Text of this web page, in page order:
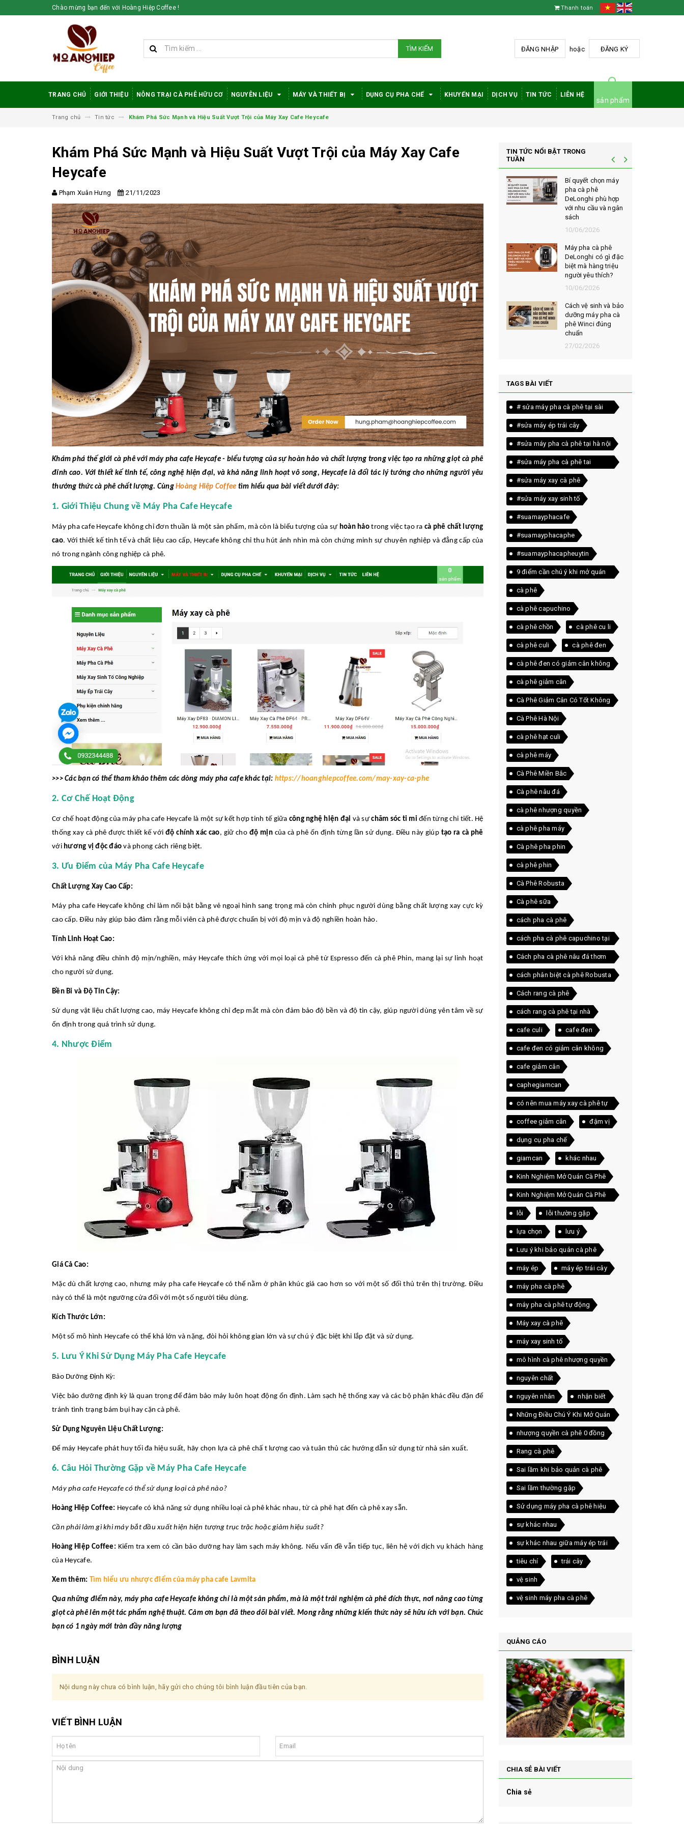
Chào mừng bạn đến với Hoàng Hiệp Coffee ! Thanh toán
TÌM KIẾM ĐĂNG NHẬP hoặc ĐĂNG KÝ
TRANG CHỦ GIỚI THIỆU NÔNG TRẠI CÀ PHÊ HỮU CƠ NGUYÊN LIỆU MÁY VÀ THIẾT BỊ DỤNG CỤ PHA CHẾ KHUYẾN MẠI DỊCH VỤ TIN TỨC LIÊN HỆ
sản phẩm
Trang chủ Tin tức Khám Phá Sức Mạnh và Hiệu Suất Vượt Trội của Máy Xay Cafe Heycafe
Khám Phá Sức Mạnh và Hiệu Suất Vượt Trội của Máy Xay Cafe
Heycafe
Phạm Xuân Hưng 21/11/2023
Khám phá thế giới cà phê với máy pha cafe Heycafe - biểu tượng của sự hoàn hảo và chất lượng trong việc tạo ra những giọt cà phê
đỉnh cao. Với thiết kế tinh tế, công nghệ hiện đại, và khả năng linh hoạt vô song, Heycafe là đối tác lý tưởng cho những người yêu
thưởng thức cà phê chất lượng. Cùng Hoàng Hiệp Coffee tìm hiểu qua bài viết dưới đây:
1. Giới Thiệu Chung về Máy Pha Cafe Heycafe
Máy pha cafe Heycafe không chỉ đơn thuần là một sản phẩm, mà còn là biểu tượng của sự hoàn hảotrong việc tạo racà phê chất lượng
cao. Với thiết kế tinh tế và chất liệu cao cấp, Heycafe không chỉ thu hút ánh nhìn mà còn chứng minh sự chuyên nghiệp và đẳng cấp của
nó trong ngành công nghiệp cà phê.
>>> Các bạn có thể tham khảo thêm các dòng máy pha cafe khác tại: https://hoanghiepcoffee.com/may-xay-ca-phe
2. Cơ Chế Hoạt Động
Cơ chế hoạt động của máy pha cafe Heycafe là một sự kết hợp tinh tế giữa công nghệ hiện đại và sựchăm sóc tỉ mỉđến từng chi tiết. Hệ
thống xay cà phê được thiết kế vớiđộ chính xác cao, giữ cho độ mịncủa cà phê ổn định từng lần sử dụng. Điều này giúp tạo ra cà phê
với hương vị độc đáo và phong cách riêng biệt.
3. Ưu Điểm của Máy Pha Cafe Heycafe
Chất Lượng Xay Cao Cấp:
Máy pha cafe Heycafe không chỉ làm nổi bật bằng vẻ ngoại hình sang trọng mà còn chinh phục người dùng bằng chất lượng xay cực kỳ
cao cấp. Điều này giúp bảo đảm rằng mỗi viên cà phê được chuẩn bị với độ mịn và độ nghiền hoàn hảo.
Tính Linh Hoạt Cao:
Với khả năng điều chỉnh độ mịn/nghiền, máy Heycafe thích ứng với mọi loại cà phê từ Espresso đến cà phê Phin, mang lại sự linh hoạt
cho người sử dụng.
Bền Bỉ và Độ Tin Cậy:
Sử dụng vật liệu chất lượng cao, máy Heycafe không chỉ đẹp mắt mà còn đảm bảo độ bền và độ tin cậy, giúp người dùng yên tâm về sự
ổn định trong quá trình sử dụng.
4. Nhược Điểm
Giá Cả Cao:
Mặc dù chất lượng cao, nhưng máy pha cafe Heycafe có thể nằm ở phân khúc giá cao hơn so với một số đối thủ trên thị trường. Điều
này có thể là một ngưỡng cửa đối với một số người tiêu dùng.
Kích Thước Lớn:
Một số mô hình Heycafe có thể khá lớn và nặng, đòi hỏi không gian lớn và sự chú ý đặc biệt khi lắp đặt và sử dụng.
5. Lưu Ý Khi Sử Dụng Máy Pha Cafe Heycafe
Bảo Dưỡng Định Kỳ:
Việc bảo dưỡng định kỳ là quan trọng để đảm bảo máy luôn hoạt động ổn định. Làm sạch hệ thống xay và các bộ phận khác đều đặn để
tránh tình trạng bám bụi hay cặn cà phê.
Sử Dụng Nguyên Liệu Chất Lượng:
Để máy Heycafe phát huy tối đa hiệu suất, hãy chọn lựa cà phê chấ t lượng cao và tuân thủ các hướng dẫn sử dụng từ nhà sản xuất.
6. Câu Hỏi Thường Gặp về Máy Pha Cafe Heycafe
Máy pha cafe Heycafe có thể sử dụng loại cà phê nào?
Hoàng Hiệp Coffee: Heycafe có khả năng sử dụng nhiều loại cà phê khác nhau, từ cà phê hạt đến cà phê xay sẵn.
Cần phải làm gì khi máy bắt đầu xuất hiện hiện tượng trục trặc hoặc giảm hiệu suất?
Hoàng Hiệp Coffee: Kiểm tra xem có cần bảo dưỡng hay làm sạch máy không. Nếu vấn đề vẫn tiếp tục, liên hệ với dịch vụ khách hàng
của Heycafe.
Xem thêm: Tìm hiểu ưu nhược điểm của máy pha cafe Lavmita
Qua những điểm này, máy pha cafe Heycafe không chỉ là một sản phẩm, mà là một trải nghiệm cà phê đích thực, nơi nâng cao từng
giọt cà phê lên một tác phẩm nghệ thuật. Cảm ơn bạn đã theo dõi bài viết. Mong rằng những kiến thức này sẽ hữu ích với bạn. Chúc
bạn có 1 ngày mới tràn đầy năng lượng
BÌNH LUẬN
Nội dung này chưa có bình luận, hãy gửi cho chúng tôi bình luận đầu tiên của bạn.
VIẾT BÌNH LUẬN
TIN TỨC NỔI BẬT TRONG
TUẦN
trong giới sành cà
phê?
10/06/2026
Bí quyết chọn mua
cà phê hạt rang
mộc thơm ngon,
10/06/2026
Những tiêu chí đánh
giá một loại bột cà
phê nguyên chất
ngon
với nhu cầu và ngân
sách
10/06/2026
Máy pha cà phê
DeLonghi có gì đặc
biệt mà hàng triệu
10/06/2026
Cách vệ sinh và bảo
dưỡng máy pha cà
phê Winci đúng
chuẩn
27/02/2026
trong giới sành cà
phê?
10/06/2026
Bí quyết chọn mua
cà phê hạt rang
mộc thơm ngon,
chuẩn vị
10/06/2026
Những tiêu chí đánh
giá một loại bột cà
phê nguyên chất
ngon
10/06/2026
Bí quyết chọn máy
pha cà phê
DeLonghi phù hợp
với nhu cầu và ngân
sách
10/06/2026
Máy pha cà phê
DeLonghi có gì đặc
biệt mà hàng triệu
người yêu thích?
10/06/2026
Cách vệ sinh và bảo
dưỡng máy pha cà
phê Winci đúng
chuẩn
27/02/2026
TAGS BÀI VIẾT
# sửa máy pha cà phê tại sài
gòn
#sửa máy ép trái cây
#sửa máy pha cà phê tại hà nội
#sửa máy pha cà phê tai
quảng trị
#sửa máy xay cà phê
#sửa máy xay sinh tố
#suamayphacafe
#suamayphacaphe
#suamayphacapheuytin
9 điểm cần chú ý khi mở quán
cà phê
cà phê
cà phê capuchino
cà phê chồn cà phê cu li
cà phê culi cà phê đen
cà phê đen có giảm cân không
cà phê giảm cân
Cà Phê Giảm Cân Có Tốt Không
Cà Phê Hà Nội
cà phê hạt culi
cà phê máy
Cà Phê Miền Bắc
Cà phê nâu đá
cà phê nhượng quyền
cà phê pha máy
Cà phê pha phin
cà phê phin
Cà Phê Robusta
Cà phê sữa
cách pha cà phê
cách pha cà phê capuchino tại
nhà
Cách pha cà phê nâu đá thơm
ngon ngay tại nhà
cách phân biệt cà phê Robusta
và Arabica
Cách rang cà phê
cách rang cà phê tại nhà
cafe culi cafe đen
cafe đen có giảm cân không
cafe giảm cân
caphegiamcan
có nên mua máy xay cà phê tự
động
coffee giảm cân đậm vị
dụng cụ pha chế
giamcan khác nhau
Kinh Nghiệm Mở Quán Cà Phê
Kinh Nghiệm Mở Quán Cà Phê
Thực Tế
lỗi lỗi thường gặp
lựa chọn lưu ý
Lưu ý khi bảo quản cà phê
máy ép máy ép trái cây
máy pha cà phê
máy pha cà phê tự động
Máy xay cà phê
máy xay sinh tố
mô hình cà phê nhượng quyền
nguyên chất
nguyên nhân nhận biết
Những Điều Chú Ý Khi Mở Quán
Cà Phê
nhượng quyền cà phê 0 đồng
Rang cà phê
Sai lầm khi bảo quản cà phê
Sai lầm thường gặp
Sử dụng máy pha cà phê hiệu
quả
sự khác nhau
sự khác nhau giữa máy ép trái
cây và máy xay sinh tố
tiêu chí trái cây
vệ sinh
vệ sinh máy pha cà phê
QUẢNG CÁO
CHIA SẺ BÀI VIẾT
Chia sẻ